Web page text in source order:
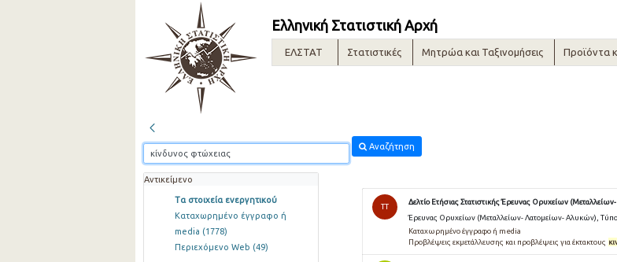
Ελληνική Στατιστική Αρχή
ΕΛΣΤΑΤ Στατιστικές Μητρώα και Ταξινομήσεις Προϊόντα
Αναζήτηση
Αντικείμενο
Τα στοιχεία ενεργητικού
Καταχωρημένο έγγραφο ή
media (1778)
Περιεχόμενο Web (49)
TT
Δελτίο Ετήσιας Στατιστικής Έρευνας Ορυχείων
Έρευνας Ορυχείων (Μεταλλείων- Λατομείων- Αλυκών),
Καταχωρημένο έγγραφο ή media
Προβλέψεις εκμετάλλευσης και προβλέψεις για έκτακτους